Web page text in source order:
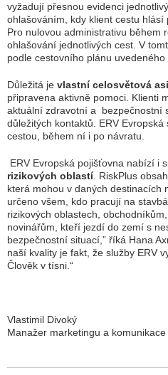
vyžadují přesnou evidenci
ohlašováním, kdy klient cestu hlásí
Pro nulovou administrativu během
ohlašování jednotlivých cest. V
podle cestovního plánu uvedeného
Důležitá je vlastní celosvětová
připravena aktivně pomoci. Klienti
aktuální zdravotní a bezpečnostní
důležitých kontaktů. ERV
cestou, během ní i po návratu.
ERV Evropská pojišťovna nabízí i
rizikových oblastí. RiskPlus
která mohou v daných destinacích
určeno všem, kdo pracují na
rizikových oblastech,
novinářům, kteří jezdí do zemí s
bezpečnostní situací ,” říká Hana
naší kvality je fakt, že služby ERV
Člověk v tísni.“
Vlastimil Divoký
Manažer marketingu a komunikace